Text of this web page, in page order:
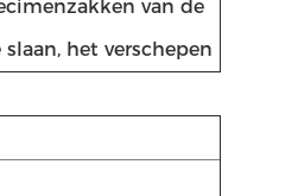
van de
het verschepen